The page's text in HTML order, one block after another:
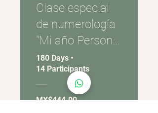
Clase especial
de numerología
"Mi año Personal
2026"
180 Days •
14 Participants
MX$444.00